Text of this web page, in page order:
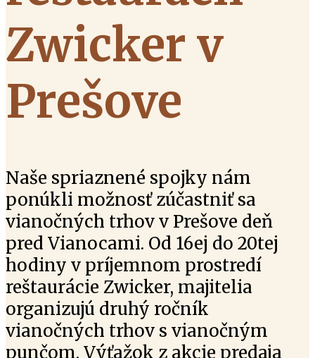
Zwicker v
Prešove
Naše spriaznené spojky nám
ponúkli možnosť zúčastniť sa
vianočných trhov v Prešove deň
pred Vianocami. Od 16ej do 20tej
hodiny v príjemnom prostredí
reštaurácie Zwicker, majitelia
organizujú druhý ročník
vianočných trhov s vianočným
punčom. Výťažok z akcie predaja